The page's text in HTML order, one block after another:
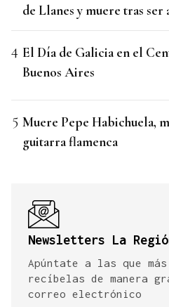
de Llanes y muere tras ser
El Día de Galicia en el
Buenos Aires
Muere Pepe Habichuela,
guitarra flamenca
Newsletters La
Apúntate a las que
recíbelas de manera
correo electrónico